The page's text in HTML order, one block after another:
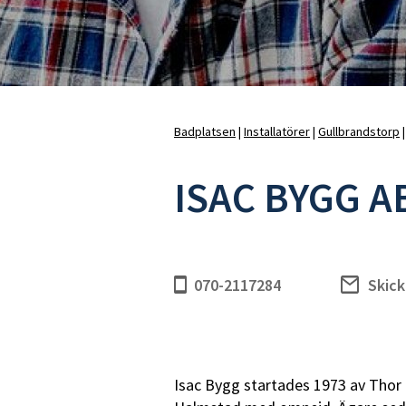
Badrumshyllor
Tvålkoppar och
tandborsthållare
WC-borste med hållare
Övrigt
U-montage
Badplatsen Installatörer Gullbrandstorp
ISAC BYGG
070-2117284
Isac Bygg startades 1973 av